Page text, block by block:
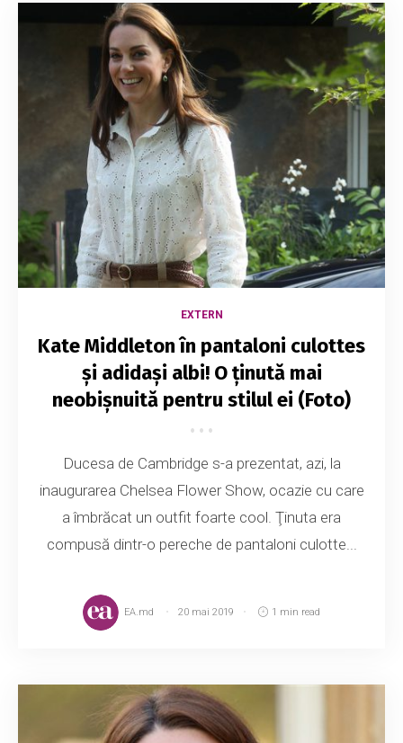
EXTERN
Kate Middleton în pantaloni culottes
și adidași albi! O ținută mai
neobișnuită pentru stilul ei (Foto)
Ducesa de Cambridge s-a prezentat, azi, la
inaugurarea Chelsea Flower Show, ocazie cu care
a îmbrăcat un outfit foarte cool. Ţinuta era
compusă dintr-o pereche de pantaloni culotte...
EA.md 20 mai 2019 1 min read